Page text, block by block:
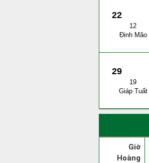
22
12
Đinh Mão
29
19
Giáp Tuất
Giờ
Hoàng